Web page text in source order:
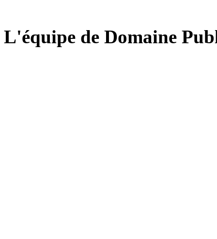
L'équipe de Domaine